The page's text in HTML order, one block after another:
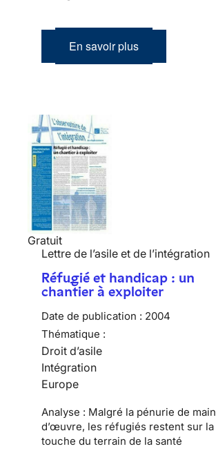
En savoir plus
Gratuit
Lettre de l’asile et de l’intégration
Réfugié et handicap : un
chantier à exploiter
Date de publication : 2004
Thématique :
Droit d’asile
Intégration
Europe
Analyse : Malgré la pénurie de main
d’œuvre, les réfugiés restent sur la
touche du terrain de la santé